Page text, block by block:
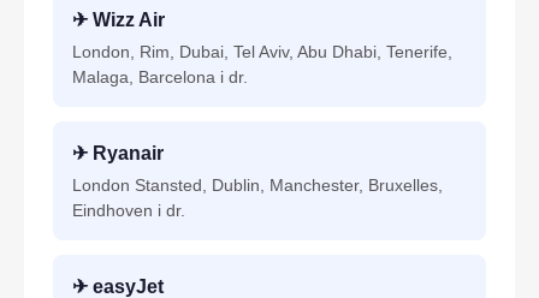
✈ Wizz Air
London, Rim, Dubai, Tel Aviv, Abu Dhabi, Tenerife,
Malaga, Barcelona i dr.
✈ Ryanair
London Stansted, Dublin, Manchester, Bruxelles,
Eindhoven i dr.
✈ easyJet